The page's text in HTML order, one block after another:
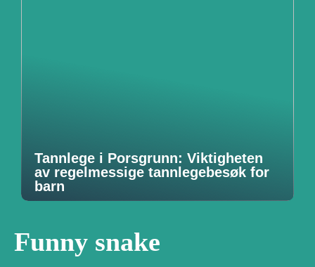
Tannlege i Porsgrunn: Viktigheten
av regelmessige tannlegebesøk for
barn
Funny snake